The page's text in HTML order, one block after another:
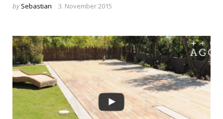
Posted
by Sebastian 3. November 2015